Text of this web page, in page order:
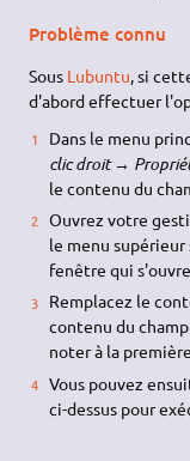
Problème connu
Sous Lubuntu, si
d'abord effectuer
Dans le menu
clic droit →
le contenu du
Ouvrez votre
le menu supérieur
fenêtre qui
Remplacez le
contenu du champ
noter à la
Vous pouvez
ci-dessus pour